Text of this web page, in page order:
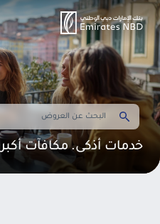
خدمات أذكى. مكافآت أكبر